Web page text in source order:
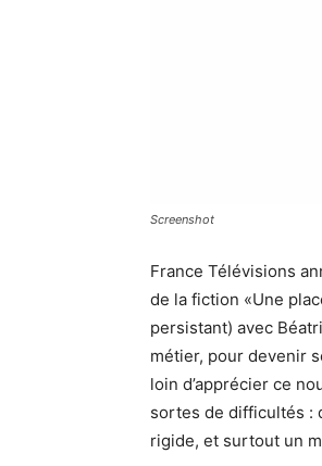
Screenshot
France Télévisions
de la fiction «Une
persistant) avec
métier, pour devenir
loin d’apprécier ce
sortes de difficultés :
rigide, et surtout un